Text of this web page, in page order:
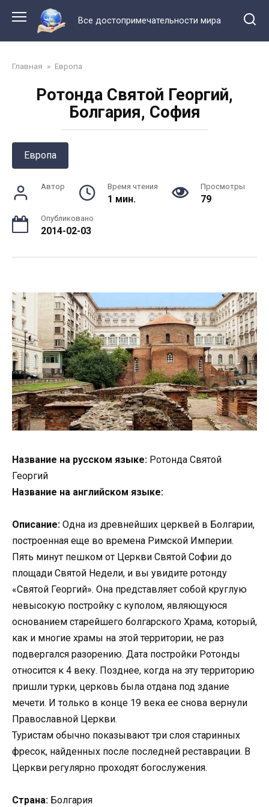
контенту
Все достопримечательности мира
Главная » Европа
Ротонда Святой Георгий,
Болгария, София
Европа
Автор Время чтения
1 мин.
Просмотры
79
Опубликовано
2014-02-03
Название на русском языке: Ротонда Святой
Георгий
Название на английском языке:
Описание: Одна из древнейших церквей в Болгарии,
построенная еще во времена Римской Империи.
Пять минут пешком от Церкви Святой Софии до
площади Святой Недели, и вы увидите ротонду
«Святой Георгий». Она представляет собой круглую
невысокую постройку с куполом, являющуюся
основанием старейшего болгарского Храма, который,
как и многие храмы на этой территории, не раз
подвергался разорению. Дата постройки Ротонды
относится к 4 веку. Позднее, когда на эту территорию
пришли турки, церковь была отдана под здание
мечети. И только в конце 19 века ее снова вернули
Православной Церкви.
Туристам обычно показывают три слоя старинных
фресок, найденных после последней реставрации. В
Церкви регулярно проходят богослужения.
Страна: Болгария